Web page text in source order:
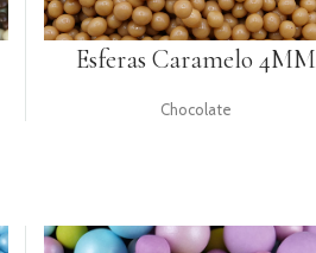
Esferas Caramelo 4MM
Chocolate